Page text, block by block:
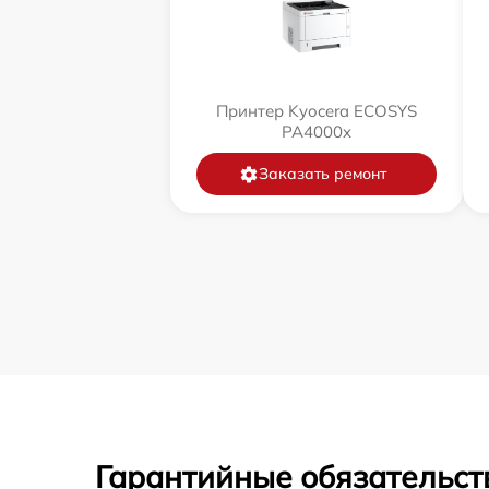
Принтер Kyocera ECOSYS
PA4000x
Заказать ремонт
Гарантийные